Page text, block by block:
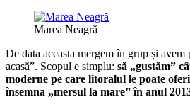
Marea Neagră
De data aceasta mergem în grup și
acasă”. Scopul e simplu: să „gustăm”
moderne pe care litoralul le poate
însemna „mersul la mare” în anul